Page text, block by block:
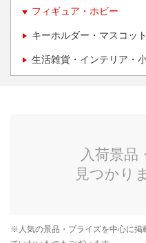
フィギュア・ホビー
キーホルダー・マスコッ
生活雑貨・インテリア・